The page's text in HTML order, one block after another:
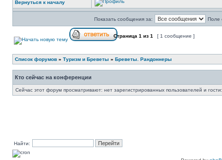
Вернуться к началу
Показать сообщения за: Поле
Страница 1 из 1 [ 1 сообщение ]
Список форумов » Туризм и Бреветы » Бреветы. Рандоннеры
Кто сейчас на конференции
Сейчас этот форум просматривают: нет зарегистрированных пользователей и
Найти: